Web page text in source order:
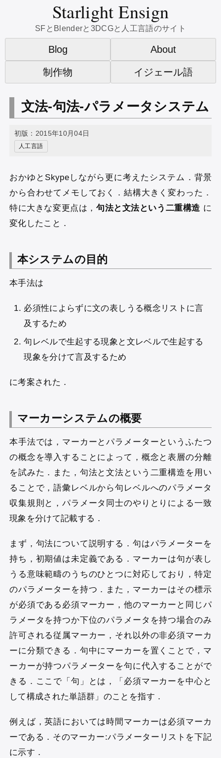
Starlight Ensign
SFとBlenderと3DCGと人工言語のサイト
Blog About
制作物 イジェール語
文法-句法-パラメータシステム
初版：2015年10月04日
人工言語
おかゆとSkypeしながら更に考えたシステム．背景
から合わせてメモしておく．結構大きく変わった．
特に大きな変更点は， 句法と文法という二重構造 に
変化したこと．
本システムの目的
本手法は
必須性によらずに文の表しうる概念リストに言
及するため
句レベルで生起する現象と文レベルで生起する
現象を分けて言及するため
に考案された．
マーカーシステムの概要
本手法では，マーカーとパラメーターというふたつ
の概念を導入することによって，概念と表層の分離
を試みた．また，句法と文法という二重構造を用い
ることで，語彙レベルから句レベルへのパラメータ
収集規則と，パラメータ同士のやりとりによる一致
現象を分けて記載する．
まず，句法について説明する．句はパラメーターを
持ち，初期値は未定義である．マーカーは句が表し
うる意味範疇のうちのひとつに対応しており，特定
のパラメーターを持つ．また，マーカーはその標示
が必須である必須マーカー，他のマーカーと同じパ
ラメータを持つか下位のパラメータを持つ場合のみ
許可される従属マーカー，それ以外の非必須マーカ
ーに分類できる．句中にマーカーを置くことで，マ
ーカーが持つパラメーターを句に代入することがで
きる．ここで「句」とは，「必須マーカーを中心と
して構成された単語群」のことを指す．
例えば，英語においては時間マーカーは必須マーカ
ーである．そのマーカー:パラメーターリストを下記
に示す．